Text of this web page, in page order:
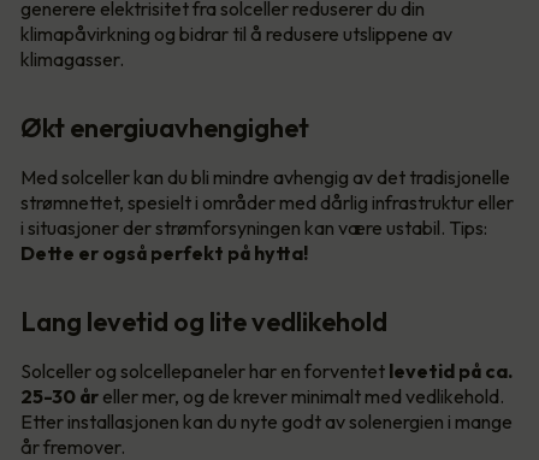
generere elektrisitet fra solceller reduserer du din
klimapåvirkning og bidrar til å redusere utslippene av
klimagasser.
Økt energiuavhengighet
Med solceller kan du bli mindre avhengig av det tradisjonelle
strømnettet, spesielt i områder med dårlig infrastruktur eller
i situasjoner der strømforsyningen kan være ustabil. Tips:
Dette er også perfekt på hytta!
Lang levetid og lite vedlikehold
Solceller og solcellepaneler har en forventet levetid på ca.
25-30 år eller mer, og de krever minimalt med vedlikehold.
Etter installasjonen kan du nyte godt av solenergien i mange
år fremover.